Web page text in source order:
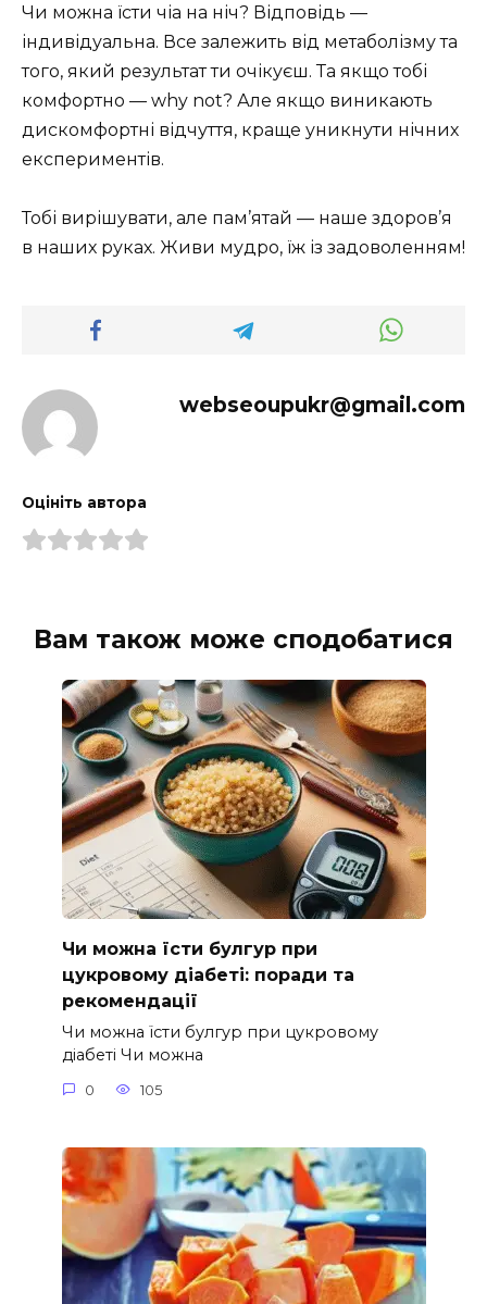
Чи можна їсти чіа на ніч? Відповідь —
індивідуальна. Все залежить від метаболізму та
того, який результат ти очікуєш. Та якщо тобі
комфортно — why not? Але якщо виникають
дискомфортні відчуття, краще уникнути нічних
експериментів.
Тобі вирішувати, але пам’ятай — наше здоров’я
в наших руках. Живи мудро, їж із задоволенням!
webseoupukr@gmail.com
Оцініть автора
Вам також може сподобатися
Чи можна їсти булгур при
цукровому діабеті: поради та
рекомендації
Чи можна їсти булгур при цукровому
діабеті Чи можна
0 105